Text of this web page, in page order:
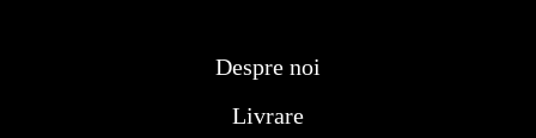
Despre noi
Livrare